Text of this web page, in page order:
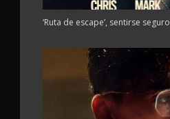
‘Ruta de escape’, sentirse seguro